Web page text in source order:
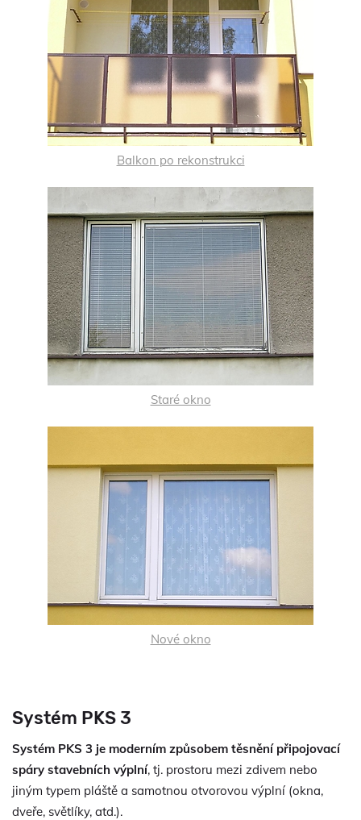
Balkon po rekonstrukci
Staré okno
Nové okno
Systém PKS 3
Systém PKS 3 je moderním způsobem těsnění připojovací
spáry stavebních výplní, tj. prostoru mezi zdivem nebo
jiným typem pláště a samotnou otvorovou výplní (okna,
dveře, světlíky, atd.).